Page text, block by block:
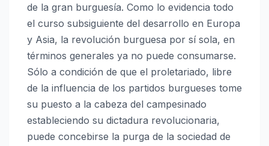
de la gran burguesía. Como lo evidencia todo
el curso subsiguiente del desarrollo en Europa
y Asia, la revolución burguesa por sí sola, en
términos generales ya no puede consumarse.
Sólo a condición de que el proletariado, libre
de la influencia de los partidos burgueses tome
su puesto a la cabeza del campesinado
estableciendo su dictadura revolucionaria,
puede concebirse la purga de la sociedad de